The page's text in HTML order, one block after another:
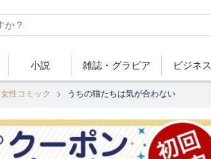
小説 雑誌・ グラビア ビジネス
女性コミック うちの猫たちは気が合わない